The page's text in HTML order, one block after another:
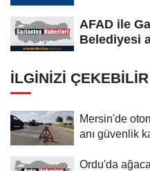
AFAD ile
Belediyesi
İLGINIZI ÇEKEBILIR
Mersin'de
anı güvenlik
Ordu'da